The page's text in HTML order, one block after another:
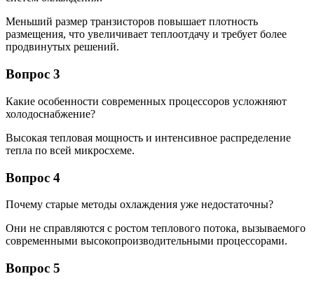
Меньший размер транзисторов повышает плотность
размещения, что увеличивает теплоотдачу и требует более
продвинутых решений.
Вопрос 3
Какие особенности современных процессоров усложняют
холодоснабжение?
Высокая тепловая мощность и интенсивное распределение
тепла по всей микросхеме.
Вопрос 4
Почему старые методы охлаждения уже недостаточны?
Они не справляются с ростом теплового потока, вызываемого
современными высокопроизводительными процессорами.
Вопрос 5